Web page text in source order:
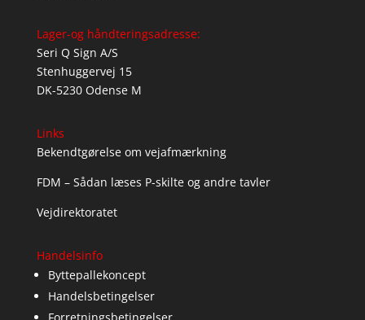
Lager-og håndteringsadresse:
Seri Q Sign A/S
Stenhuggervej 15
DK-5230 Odense M
Links
Bekendtgørelse om vejafmærkning
FDM – Sådan læses P-skilte og andre tavler
Vejdirektoratet
Handelsinfo
Byttepallekoncept
Handelsbetingelser